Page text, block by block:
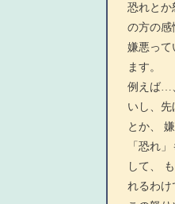
恐れとか
の方の感
嫌悪って
ます。
例えば…
いし、先
とか、
「恐れ
して、
れるわけ